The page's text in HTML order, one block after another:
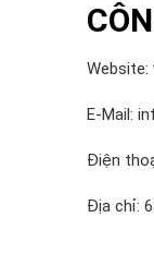
Website:
E-Mail:
Điện
Địa chỉ: